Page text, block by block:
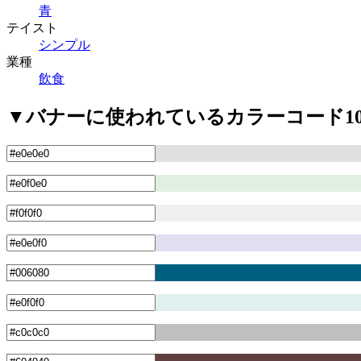
青
テイスト
シンプル
業種
飲食
▼バナーに使われているカラーコード